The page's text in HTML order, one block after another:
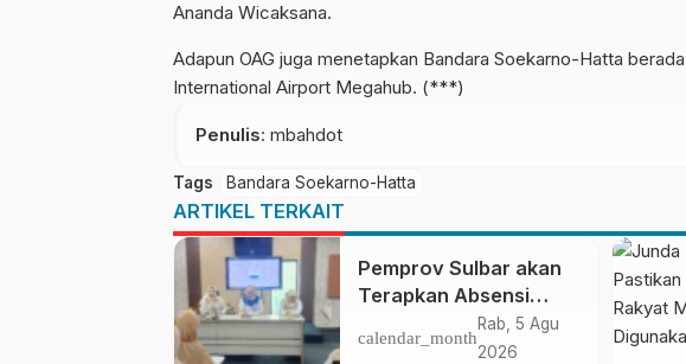
Ananda Wicaksana.
Adapun OAG juga menetapkan Bandara Soekarno-Hatta
International Airport Megahub. (***)
Penulis: mbahdot
Tags Bandara Soekarno-Hatta
ARTIKEL TERKAIT
Pemprov Sulbar akan
Terapkan Absensi
Online untuk ASN
calendar_month
Rab, 5 Agu
2026